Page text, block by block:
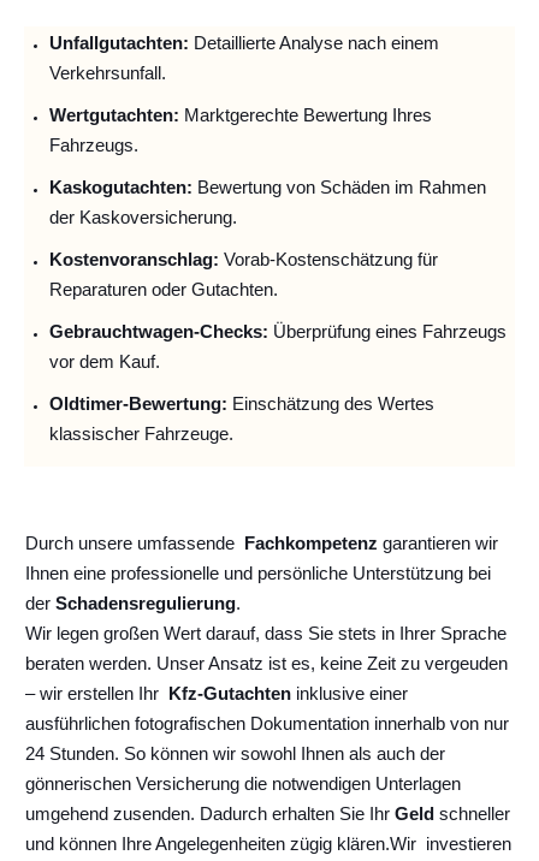
Unfallgutachten: Detaillierte Analyse nach einem
Verkehrsunfall.
Wertgutachten: Marktgerechte Bewertung Ihres
Fahrzeugs.
Kaskogutachten: Bewertung von Schäden im Rahmen
der Kaskoversicherung.
Kostenvoranschlag: Vorab-Kostenschätzung für
Reparaturen oder Gutachten.
Gebrauchtwagen-Checks: Überprüfung eines Fahrzeugs
vor dem Kauf.
Oldtimer-Bewertung: Einschätzung des Wertes
klassischer Fahrzeuge.
Durch unsere umfassende Fachkompetenz garantieren wir
Ihnen eine professionelle und persönliche Unterstützung bei
der Schadensregulierung.
Wir legen großen Wert darauf, dass Sie stets in Ihrer Sprache
beraten werden. Unser Ansatz ist es, keine Zeit zu vergeuden
– wir erstellen Ihr Kfz-Gutachten inklusive einer
ausführlichen fotografischen Dokumentation innerhalb von nur
24 Stunden. So können wir sowohl Ihnen als auch der
gönnerischen Versicherung die notwendigen Unterlagen
umgehend zusenden. Dadurch erhalten Sie Ihr Geld schneller
und können Ihre Angelegenheiten zügig klären.Wir investieren